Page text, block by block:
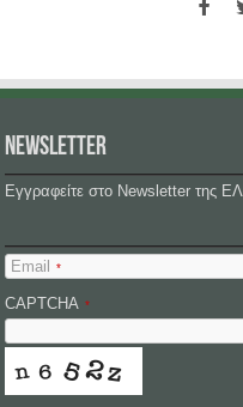
NEWSLETTER
Εγγραφείτε στο Newsletter της
Email *
CAPTCHA *